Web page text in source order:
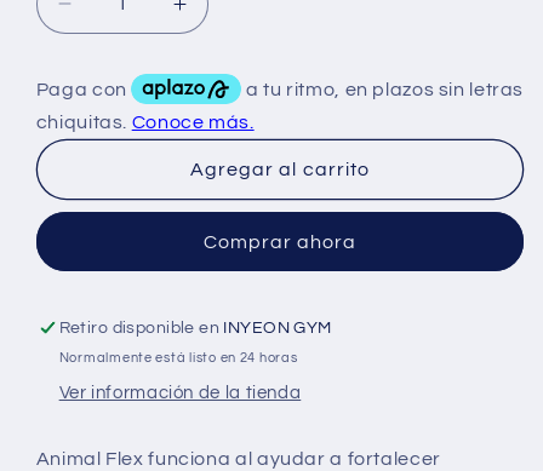
Reducir
cantidad
Animal
Flex
Powder
Serv
Aumentar
cantidad
para
Animal
Flex
Powder
30
Serv
Agregar al carrito
Comprar ahora
Retiro disponible en INYEON GYM
Normalmente está listo en 24 horas
Ver información de la tienda
Animal Flex funciona al ayudar a fortalecer